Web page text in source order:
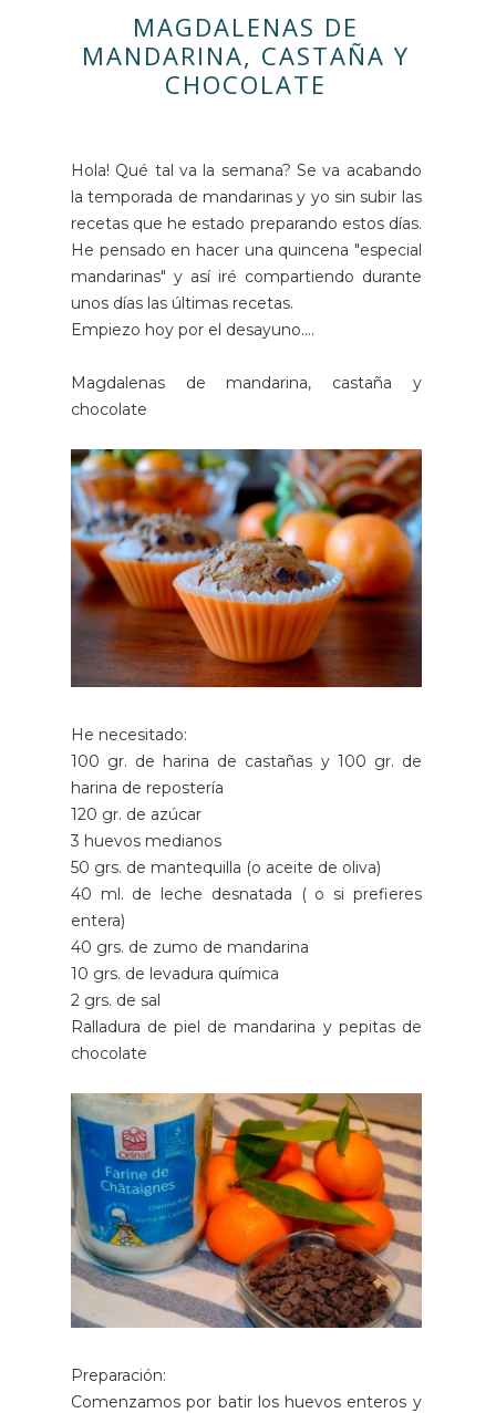
MAGDALENAS DE
MANDARINA, CASTAÑA Y
CHOCOLATE
Hola! Qué tal va la semana? Se va acabando
la temporada de mandarinas y yo sin subir las
recetas que he estado preparando estos días.
He pensado en hacer una quincena "especial
mandarinas" y así iré compartiendo durante
unos días las últimas recetas.
Empiezo hoy por el desayuno....
Magdalenas de mandarina, castaña y
chocolate
He necesitado:
100 gr. de harina de castañas y 100 gr. de
harina de repostería
120 gr. de azúcar
3 huevos medianos
50 grs. de mantequilla (o aceite de oliva)
40 ml. de leche desnatada ( o si prefieres
entera)
40 grs. de zumo de mandarina
10 grs. de levadura química
2 grs. de sal
Ralladura de piel de mandarina y pepitas de
chocolate
Preparación:
Comenzamos por batir los huevos enteros y